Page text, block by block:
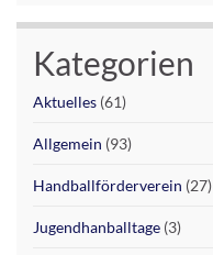
Kategorien
Aktuelles (61)
Allgemein (93)
Handballförderverein (27)
Jugendhanballtage (3)